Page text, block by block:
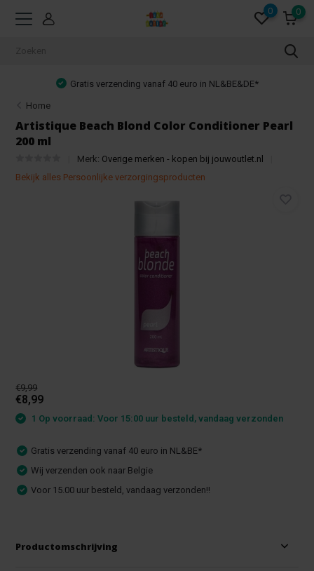
0 0
Gratis verzending vanaf 40 euro in NL&BE&DE*
Home
Artistique Beach Blond Color Conditioner Pearl
200 ml
Merk: Overige merken - kopen bij jouwoutlet.nl
Bekijk alles Persoonlijke verzorgingsproducten
€9,99
€8,99
1 Op voorraad: Voor 15:00 uur besteld, vandaag verzonden
Gratis verzending vanaf 40 euro in NL&BE*
Wij verzenden ook naar Belgie
Voor 15.00 uur besteld, vandaag verzonden!!
Productomschrijving